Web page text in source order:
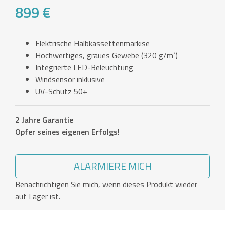
899 €
Elektrische Halbkassettenmarkise
Hochwertiges, graues Gewebe (320 g/m²)
Integrierte LED-Beleuchtung
Windsensor inklusive
UV-Schutz 50+
2 Jahre Garantie
Opfer seines eigenen Erfolgs!
ALARMIERE MICH
Benachrichtigen Sie mich, wenn dieses Produkt wieder
auf Lager ist.